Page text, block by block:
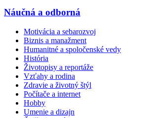
Náučná a odborná
Motivácia a sebarozvoj
Biznis a manažment
Humanitné a spoločenské vedy
História
Životopisy a reportáže
Vzťahy a rodina
Zdravie a životný štýl
Počítače a internet
Hobby
Umenie a dizajn